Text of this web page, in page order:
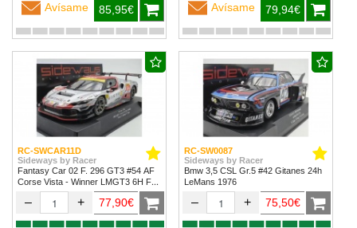
Avísame 85,95€ Avísame 79,94€
RC-SWCAR11D
Sideways by Racer
Fantasy Car 02 F. 296 GT3 #54 AF
Corse Vista - Winner LMGT3 6H Fuji
– + 77,90€
RC-SW0087
Sideways by Racer
Bmw 3,5 CSL Gr.5 #42 Gitanes 24h
LeMans 1976
– + 75,50€